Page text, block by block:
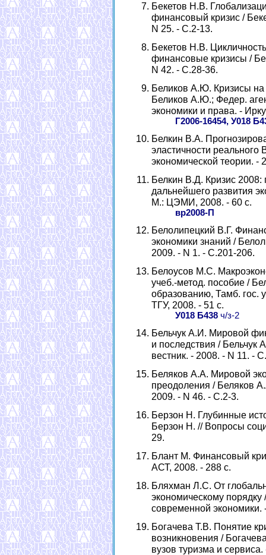
Бекетов Н.В.
финансовый кризис /
N 25. - С.2-13.
Бекетов Н.В.
финансовые кризисы /
N 42. - С.28-36.
Беликов А.Ю. Кризисы на
Беликов А.Ю.; Федер.
экономики и права. -
Г2006-16454, У018
Белкин В.А.
эластичности
экономической теории. -
Белкин В.Д. Кризис
дальнейшего развития
М.: ЦЭМИ, 2008. - 60 с.
вр2008-П
Белолипецкий В.Г.
экономики знаний /
2009. - N 1. - С.201-206.
Белоусов М.С.
учеб.-метод. пособие /
образованию, Тамб. гос.
ТГУ, 2008. - 51 с.
У018 Б438ч/з-2
Бельчук А.И. Мировой
и последствия / Бельчук
вестник. - 2008. - N 11. -
Беляков А.А. Мировой
преодоления / Беляков
2009. - N 46. - С.2-3.
Берзон Н. Глубинные
Берзон Н. // Вопросы
29.
Блант М. Финансовый
АСТ, 2008. - 288 с.
Бляхман Л.С. От
экономическому
современной экономики.
Богачева Т.В. Понятие
возникновения /
вузов туризма и